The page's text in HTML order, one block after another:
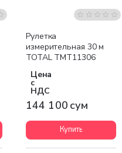
Рулетка
измерительная 30 м
TOTAL TMT11306
Цена
с
НДС
144 100 сум
Купить